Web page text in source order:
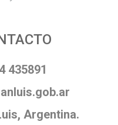
435891
Argentina.